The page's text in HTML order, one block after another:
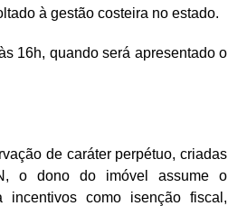
à gestão costeira no estado.
16h, quando será apresentado o
de caráter perpétuo, criadas
o dono do imóvel assume o
incentivos como isenção fiscal,